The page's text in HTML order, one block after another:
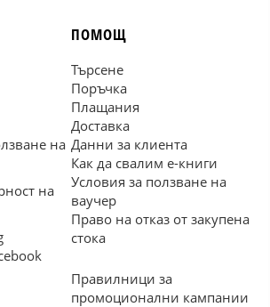
на
на
ПОМОЩ
Търсене
Поръчка
Плащания
Доставка
Данни за клиента
Как да свалим е-книги
Условия за ползване на
ваучер
Право на отказ от закупена
стока
Правилници за
промоционални кампании